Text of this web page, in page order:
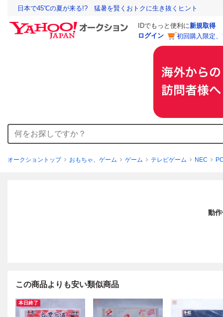
日本で45℃の夏が来る!? 猛暑を賢くおトクに生き抜くヒント
IDでもっと便利に新規取得
ログイン
初回購入限定
オークショントップ おもちゃ、ゲーム ゲーム テレビゲーム NEC
動
この商品よりも安い類似商品
本日終了